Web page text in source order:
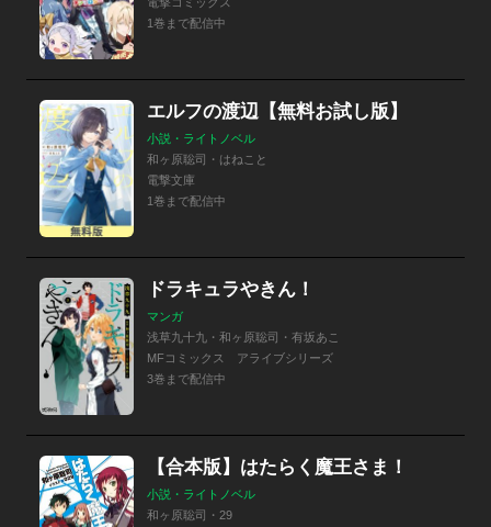
1巻まで配信中
エルフの渡辺【無料お試し版】
小説・ライトノベル
和ヶ原聡司・はねこと
電撃文庫
1巻まで配信中
ドラキュラやきん！
マンガ
浅草九十九・和ヶ原聡司・有坂あこ
MFコミックス アライブシリーズ
3巻まで配信中
【合本版】はたらく魔王さま！
小説・ライトノベル
和ヶ原聡司・29